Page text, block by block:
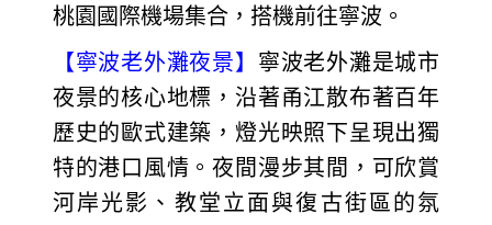
桃園國際機場集合，搭機前往寧波。
【寧波老外灘夜景】 寧波老外灘是城市
夜景的核心地標，沿著甬江散布著百年
歷史的歐式建築，燈光映照下呈現出獨
特的港口風情。夜間漫步其間，可欣賞
河岸光影、教堂立面與復古街區的氛